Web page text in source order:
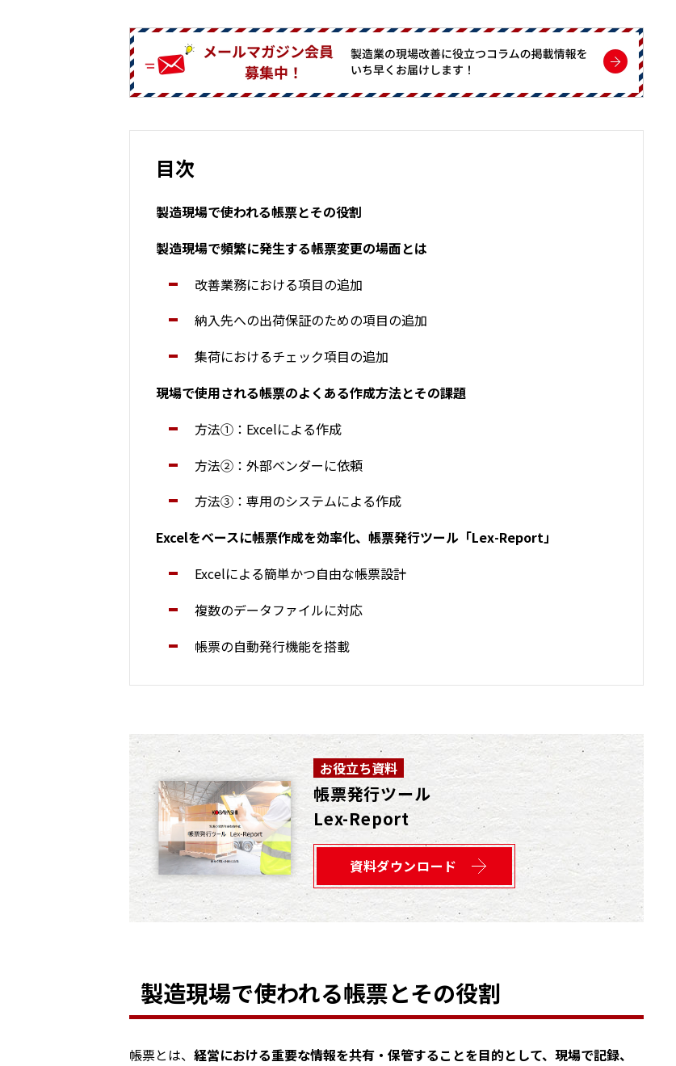
目次
製造現場で使われる帳票とその役割
製造現場で頻繁に発生する帳票変更の場面とは
改善業務における項目の追加
納入先への出荷保証のための項目の追加
集荷におけるチェック項目の追加
現場で使用される帳票のよくある作成方法とその課題
方法①：Excelによる作成
方法②：外部ベンダーに依頼
方法③：専用のシステムによる作成
Excelをベースに帳票作成を効率化、帳票発行ツール「Lex-Report」
Excelによる簡単かつ自由な帳票設計
複数のデータファイルに対応
帳票の自動発行機能を搭載
お役立ち資料
帳票発行ツール
Lex-Report
資料ダウンロード
製造現場で使われる帳票とその役割
帳票とは、 経営における重要な情報を共有・保管することを目的として、現場で記録、